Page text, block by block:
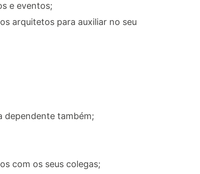
e eventos;
arquitetos para auxiliar no seu
dependente também;
com os seus colegas;